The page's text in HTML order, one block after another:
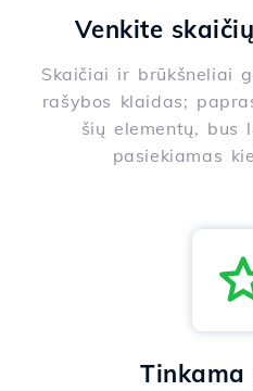
Venkite
Skaičiai ir brūkšneliai
rašybos klaidas;
šių elementų, bus
pasiekiamas